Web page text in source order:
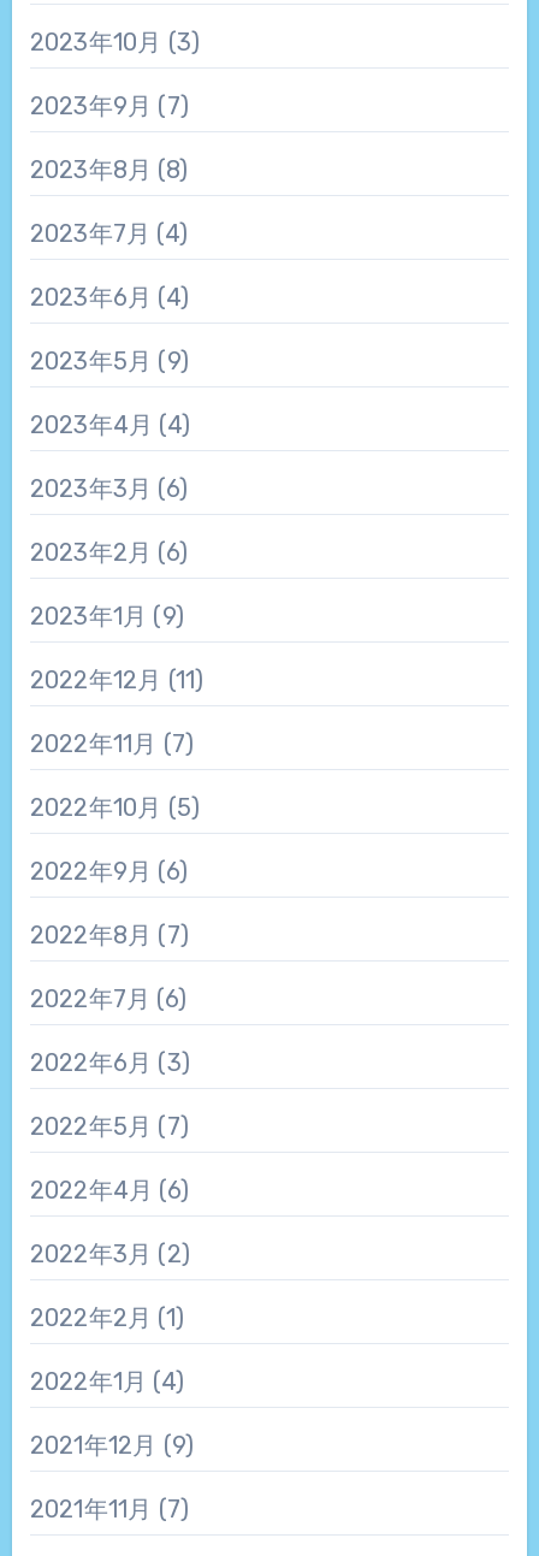
2023年10月 (3)
2023年9月 (7)
2023年8月 (8)
2023年7月 (4)
2023年6月 (4)
2023年5月 (9)
2023年4月 (4)
2023年3月 (6)
2023年2月 (6)
2023年1月 (9)
2022年12月 (11)
2022年11月 (7)
2022年10月 (5)
2022年9月 (6)
2022年8月 (7)
2022年7月 (6)
2022年6月 (3)
2022年5月 (7)
2022年4月 (6)
2022年3月 (2)
2022年2月 (1)
2022年1月 (4)
2021年12月 (9)
2021年11月 (7)